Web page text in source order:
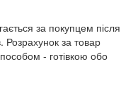
за покупцем після
за товар
- готівкою обо